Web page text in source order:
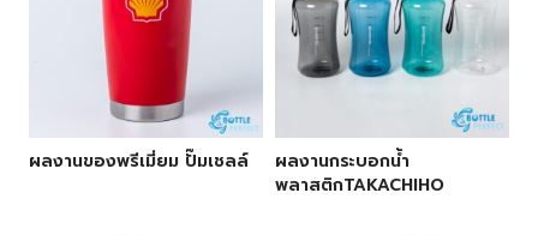
ผลงานของพรีเมี่ยม ปั๊มเชลล์
ผลงานกระบอกน้ำ
พลาสติกTAKACHIHO